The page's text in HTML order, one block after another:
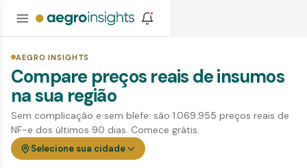
AEGRO INSIGHTS
Compare preços reais de insumos
na sua região
Sem complicação e sem blefe: são 1.069.955 preços reais de
NF-e dos últimos 90 dias. Comece grátis.
Selecione sua cidade